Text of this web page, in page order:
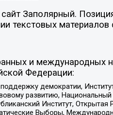
Заполярный.
текстовых
и международных
Федерации:
демократии,
развитию, Национальный
Институт, Открытая
Выборы,